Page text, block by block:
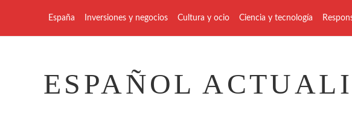
España Inversiones y negocios Cultura y ocio Ciencia y tecnología
ESPAÑOL